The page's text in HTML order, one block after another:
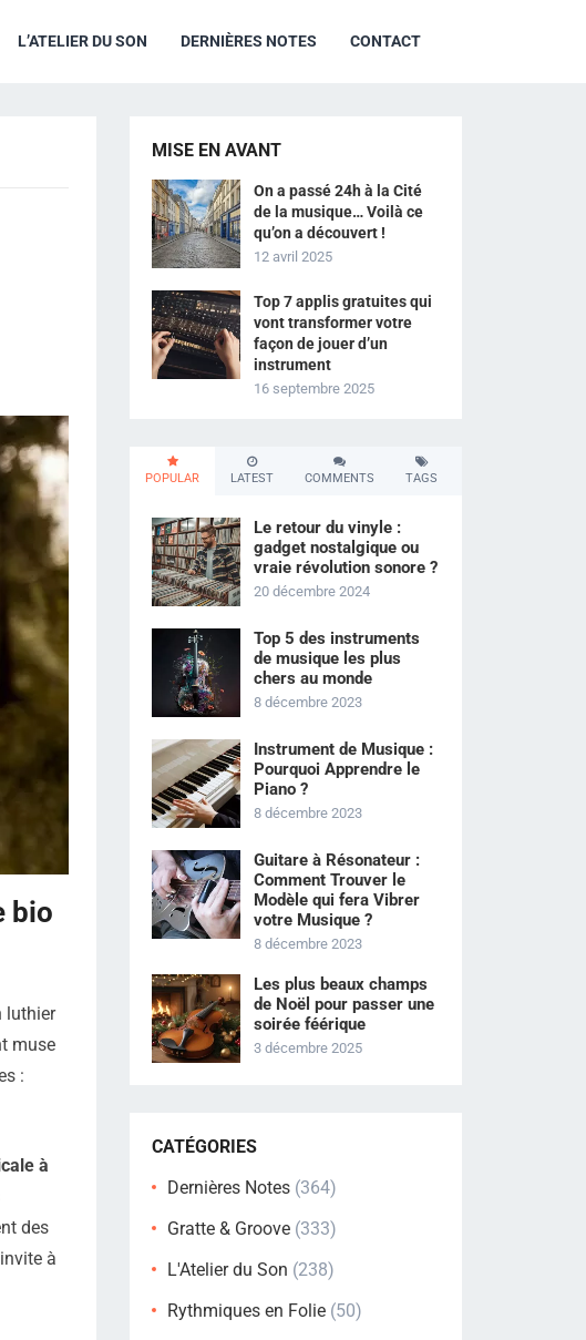
L’ATELIER DU SON DERNIÈRES NOTES CONTACT
bio
luthier
muse
:
à
des
à
MISE EN AVANT
On a passé 24h à la Cité
de la musique… Voilà ce
qu’on a découvert !
12 avril 2025
Top 7 applis gratuites qui
vont transformer votre
façon de jouer d’un
instrument
16 septembre 2025
POPULAR LATEST COMMENTS TAGS
Le retour du vinyle :
gadget nostalgique ou
vraie révolution sonore ?
20 décembre 2024
Top 5 des instruments
de musique les plus
chers au monde
8 décembre 2023
Instrument de Musique :
Pourquoi Apprendre le
Piano ?
8 décembre 2023
Guitare à Résonateur :
Comment Trouver le
Modèle qui fera Vibrer
votre Musique ?
8 décembre 2023
Les plus beaux champs
de Noël pour passer une
soirée féérique
3 décembre 2025
CATÉGORIES
Dernières Notes (364)
Gratte & Groove (333)
L'Atelier du Son (238)
Rythmiques en Folie (50)